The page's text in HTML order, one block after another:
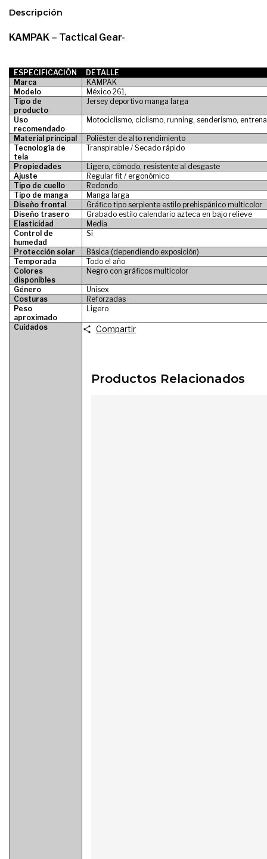
Descripción
KAMPAK – Tactical Gear-
ESPECIFICACIÓN
DETALLE
Marca
KAMPAK
Modelo
México 261,
Tipo de
producto
Jersey deportivo manga larga
Uso
recomendado
Motociclismo, ciclismo, running, senderismo,
Material principal
Poliéster de alto rendimiento
Tecnología de
tela
Transpirable / Secado rápido
Propiedades
Ligero, cómodo, resistente al desgaste
Ajuste
Regular fit / ergonómico
Tipo de cuello
Redondo
Tipo de manga
Manga larga
Diseño frontal
Gráfico tipo serpiente estilo prehispánico multicolor
Diseño trasero
Grabado estilo calendario azteca en bajo relieve
Elasticidad
Media
Control de
humedad
Sí
Protección solar
Básica (dependiendo exposición)
Temporada
Todo el año
Colores
disponibles
Negro con gráficos multicolor
Género
Unisex
Costuras
Reforzadas
Peso
aproximado
Ligero
Cuidados Compartir
Productos Relacionados